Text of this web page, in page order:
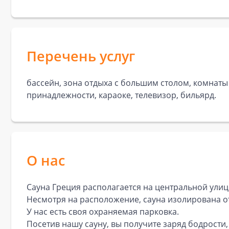
Перечень услуг
бассейн, зона отдыха с большим столом,
принадлежности, караоке, телевизор, бильярд.
О нас
Сауна Греция располагается на центральной
Несмотря на расположение, сауна изолирована
У нас есть своя охраняемая парковка.
Посетив нашу сауну, вы получите заряд